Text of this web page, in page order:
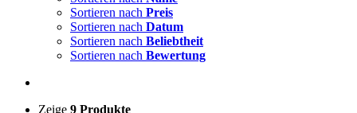
Sortieren nach Preis
Sortieren nach Datum
Sortieren nach Beliebtheit
Sortieren nach Bewertung
Zeige 9 Produkte